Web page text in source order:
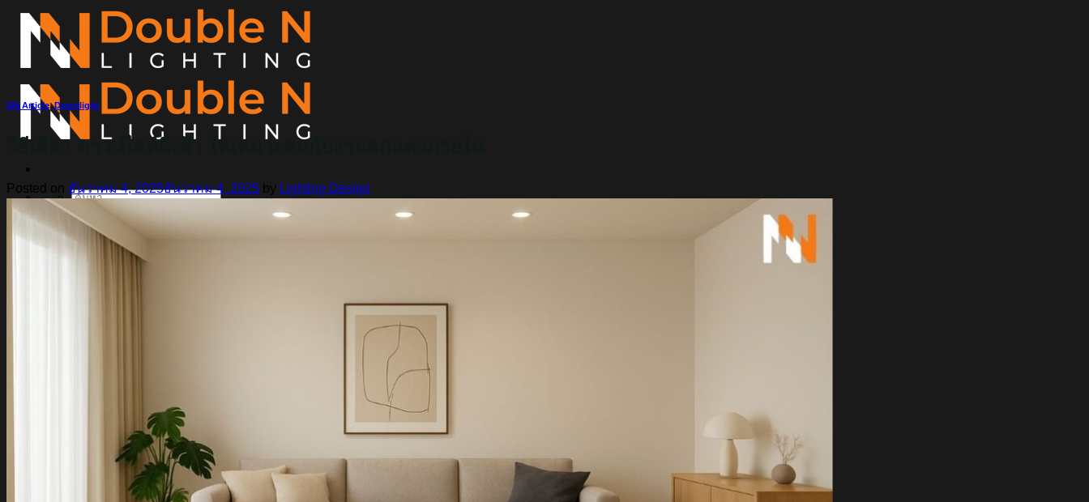
ข้าม
ค้นหา:
Home
Magnetic Light
Track light
LED Ribbon
LED Neon Flex
Power Supply
LED Panel Light Office
DN Article,Downlight
วิธีเลือก ดาวน์ไลท์ฝังฝ้า ให้เหมาะสมกับงานตกแต่งภายใน
Posted on ธันวาคม 4, 2025ธันวาคม 4, 2025 by Lighting Design